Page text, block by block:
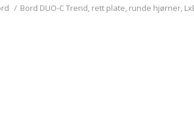
/ Bord DUO-C Trend, rett plate, runde hjørner,